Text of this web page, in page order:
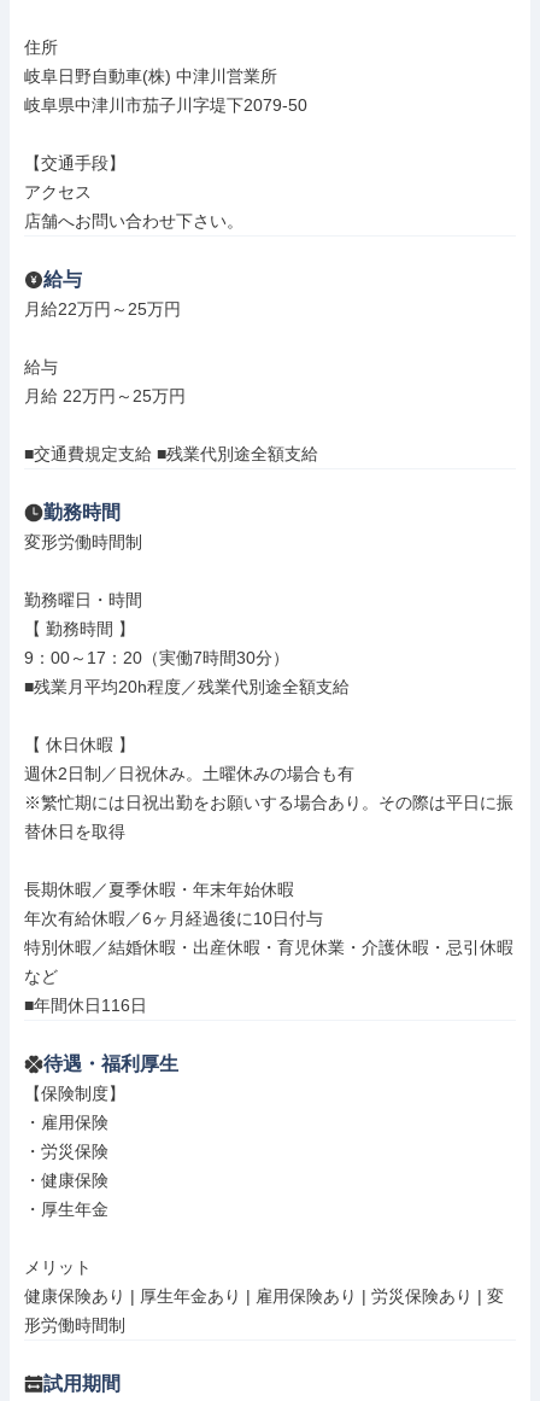
住所
岐阜日野自動車(株) 中津川営業所
岐阜県中津川市茄子川字堤下2079-50
【交通手段】
アクセス
店舗へお問い合わせ下さい。
給与
月給22万円～25万円
給与
月給 22万円～25万円
■交通費規定支給 ■残業代別途全額支給
勤務時間
変形労働時間制
勤務曜日・時間
【 勤務時間 】
9：00～17：20（実働7時間30分）
■残業月平均20h程度／残業代別途全額支給
【 休日休暇 】
週休2日制／日祝休み。土曜休みの場合も有
※繁忙期には日祝出勤をお願いする場合あり。その際は平日に振
替休日を取得
長期休暇／夏季休暇・年末年始休暇
年次有給休暇／6ヶ月経過後に10日付与
特別休暇／結婚休暇・出産休暇・育児休業・介護休暇・忌引休暇
など
■年間休日116日
待遇・福利厚生
【保険制度】
・雇用保険
・労災保険
・健康保険
・厚生年金
メリット
健康保険あり | 厚生年金あり | 雇用保険あり | 労災保険あり | 変
形労働時間制
試用期間